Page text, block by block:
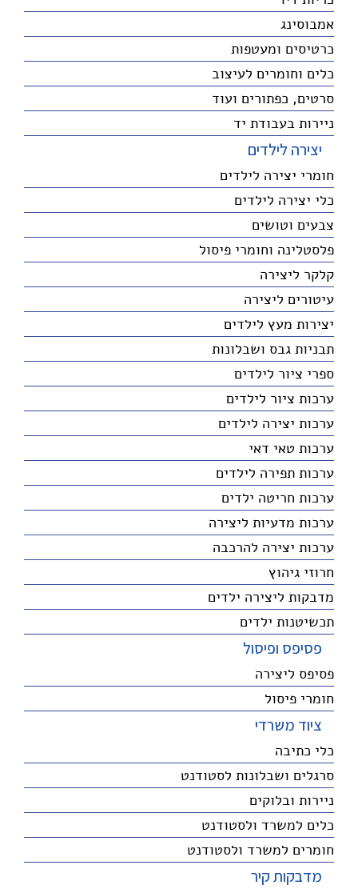
אמבוסינג
כרטיסים ומעטפות
כלים וחומרים לעיצוב
סרטים, כפתורים ועוד
ניירות בעבודת יד
יצירה לילדים
חומרי יצירה לילדים
כלי יצירה לילדים
צבעים וטושים
פלסטלינה וחומרי פיסול
קלקר ליצירה
עיטורים ליצירה
יצירות מעץ לילדים
תבניות גבס ושבלונות
ספרי ציור לילדים
ערכות ציור לילדים
ערכות יצירה לילדים
ערכות טאי דאי
ערכות תפירה לילדים
ערכות חריטה ילדים
ערכות מדעיות ליצירה
ערכות יצירה להרכבה
חרוזי גיהוץ
מדבקות ליצירה ילדים
תכשיטנות ילדים
פסיפס ופיסול
פסיפס ליצירה
חומרי פיסול
ציוד משרדי
כלי כתיבה
סרגלים ושבלונות לסטודנט
ניירות ובלוקים
כלים למשרד ולסטודנט
חומרים למשרד ולסטודנט
מדבקות קיר